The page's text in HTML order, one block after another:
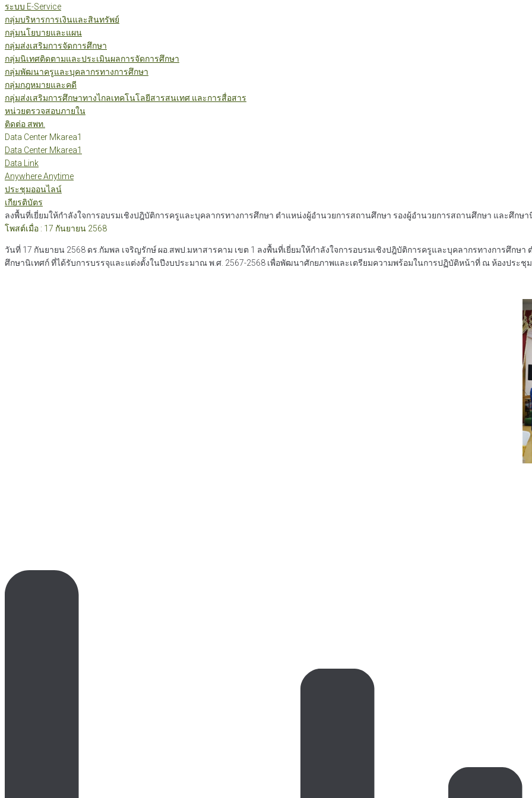
ระบบ E-Service
กลุ่มบริหารการเงินและสินทรัพย์
กลุ่มนโยบายและแผน
กลุ่มส่งเสริมการจัดการศึกษา
กลุ่มนิเทศติดตามและประเมินผลการจัดการศึกษา
กลุ่มพัฒนาครูและบุคลากรทางการศึกษา
กลุ่มกฎหมายและคดี
กลุ่มส่งเสริมการศึกษาทางไกลเทคโนโลยีสารสนเทศ และการสื่อสาร
หน่วยตรวจสอบภายใน
ติดต่อ สพท.
Data Center Mkarea1
Data Center Mkarea1
Data Link
Anywhere Anytime
ประชุมออนไลน์
เกียรติบัตร
ลงพื้นที่เยี่ยมให้กำลังใจการอบรมเชิงปฎิบัติการครูและบุคลากรทางการศึกษา ตำแหน่งผู้อำนวยการสถานศึกษา รองผู้อำนวยการสถานศึกษา และศึกษ
โพสต์เมื่อ : 17 กันยายน 2568
วันที่ 17 กันยายน 2568 ดร.กัมพล เจริญรักษ์ ผอ.สพป.มหาสารคาม เขต 1 ลงพื้นที่เยี่ยมให้กำลังใจการอบรมเชิงปฎิบัติการครูและบุคลากรทางการศึกษ
ศึกษานิเทศก์ ที่ได้รับการบรรจุและแต่งตั้งในปีงบประมาณ พ.ศ. 2567-2568 เพื่อพัฒนาศักยภาพและเตรียมความพร้อมในการปฏิบัติหน้าที่ ณ ห้องประชุ